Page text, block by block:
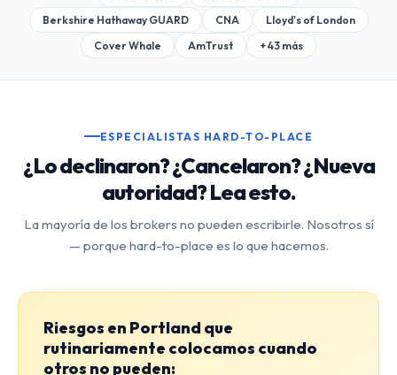
Berkshire Hathaway GUARD
CNA
Lloyd's of London
Cover Whale
AmTrust + 43 más
ESPECIALISTAS HARD-TO-PLACE
¿Lo declinaron? ¿Cancelaron? ¿Nueva
autoridad? Lea esto.
La mayoría de los brokers no pueden escribirle. Nosotros sí
— porque hard-to-place es lo que hacemos.
Riesgos en Portland que
rutinariamente colocamos cuando
otros no pueden: